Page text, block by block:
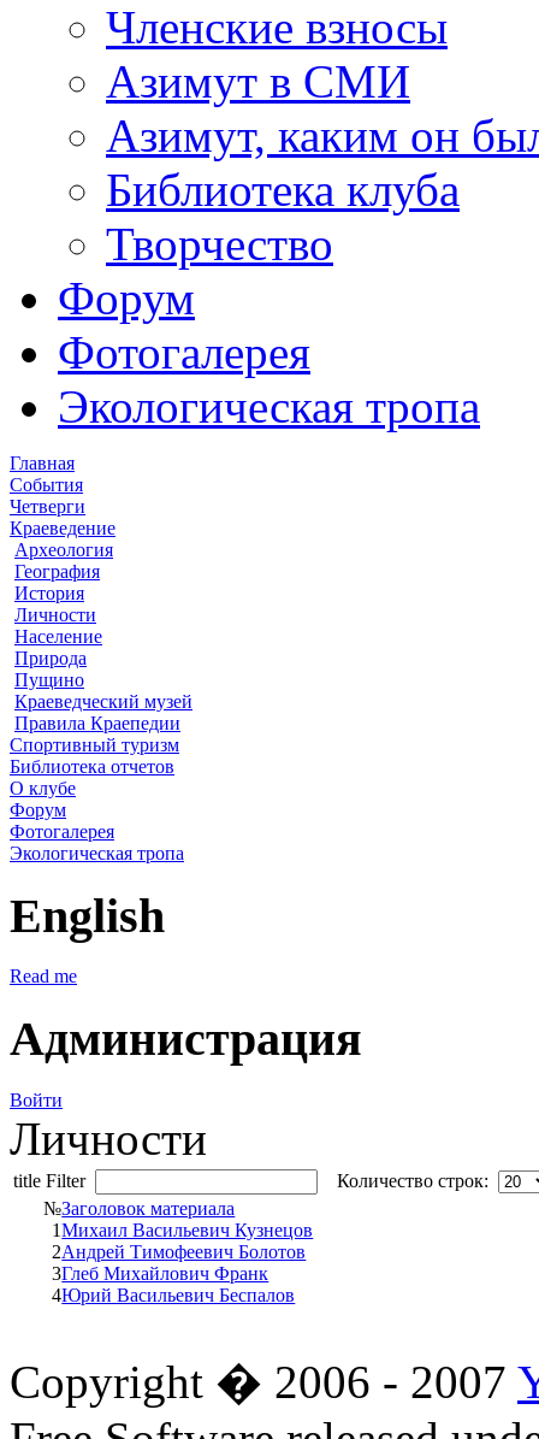
Членские взносы
Азимут в СМИ
Азимут, каким он
Библиотека клуба
Творчество
Форум
Фотогалерея
Экологическая тропа
Главная
События
Четверги
Краеведение
Археология
География
История
Личности
Население
Природа
Пущино
Краеведческий музей
Правила Краепедии
Спортивный туризм
Библиотека отчетов
О клубе
Форум
Фотогалерея
Экологическая тропа
English
Read me
Администрация
Войти
Личности
title Filter
Количество строк:
№Заголовок материала
1Михаил Васильевич Кузнецов
2Андрей Тимофеевич Болотов
3Глеб Михайлович Франк
4Юрий Васильевич Беспалов
Copyright � 2006 - 2007